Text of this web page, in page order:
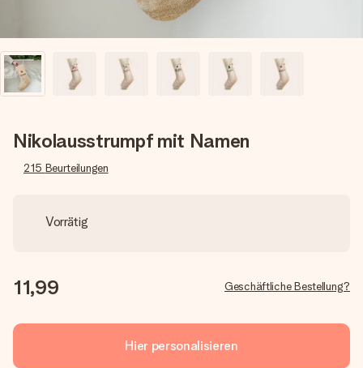
Nikolausstrumpf mit Namen
215 Beurteilungen
Vorrätig
11,99 Geschäftliche Bestellung?
Hier personalisieren